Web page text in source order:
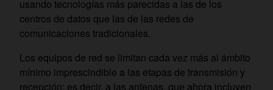
usando tecnologías más parecidas a las de los
centros de datos que las de las redes de
comunicaciones tradicionales.
Los equipos de red se limitan cada vez más al ámbito
mínimo imprescindible a las etapas de transmisión y
recepción; es decir, a las antenas, que ahora incluyen